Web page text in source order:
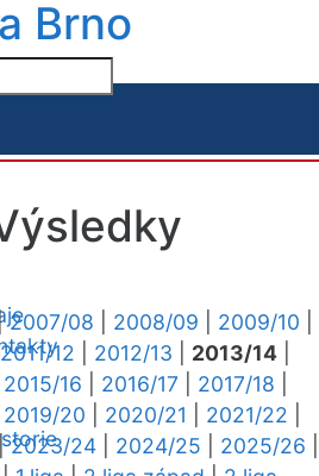
Brno
2007/08 2008/09 2009/10
2011/12 2012/13 2013/14
2015/16 2016/17 2017/18
2019/20 2020/21 2021/22
2023/24 2024/25 2025/26